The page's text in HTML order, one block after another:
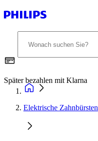
Später bezahlen mit Klarna
Elektrische Zahnbürsten